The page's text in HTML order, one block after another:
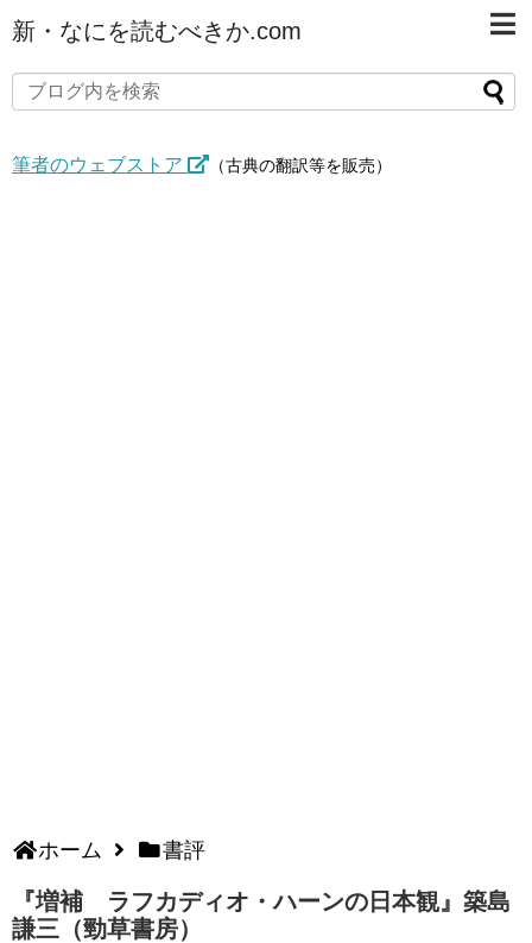
新・なにを読むべきか.com
筆者のウェブストア （古典の翻訳等を販売）
ホーム 書評
『増補 ラフカディオ・ハーンの日本観』築島
謙三（勁草書房）